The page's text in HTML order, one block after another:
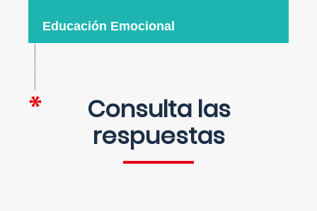
Educación Emocional
Consulta las
respuestas